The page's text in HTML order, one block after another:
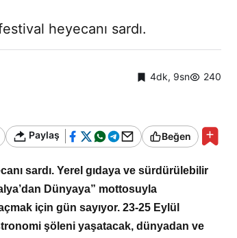
heyecanı sardı.
4dk, 9sn 240
Paylaş Beğen
sardı. Yerel gıdaya ve sürdürülebilir
Dünyaya” mottosuyla
için gün sayıyor. 23-25 Eylül
şöleni yaşatacak, dünyadan ve
Genel
Bir Erkek Bir Kadına Ne
Zaman Bağlanır?